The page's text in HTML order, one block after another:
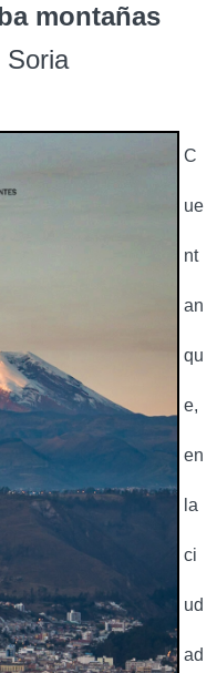
montañas
Soria
C
ue
nt
an
qu
e,
en
la
ci
ud
ad